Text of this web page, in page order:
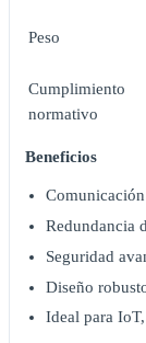
Peso
Cumplimiento
normativo
Beneficios
Redundancia
Seguridad
Diseño
Ideal para